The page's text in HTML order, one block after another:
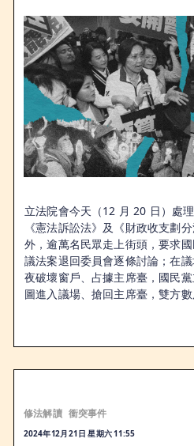
立法院會今天（12 月 20 日）處
《憲法訴訟法》及《財政收支劃
外，逾萬名民眾走上街頭，要求
議法案退回委員會逐條討論；在
夜破壞窗戶、占據主席臺，國民
圖進入議場、搶回主席臺，雙方數
修法解讀 衝突事件
2024年12月21日 星期六 11:55